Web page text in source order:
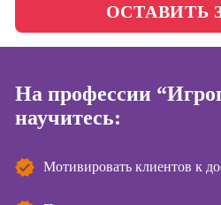
ОСТАВИТЬ
На профессии
научитесь:
Мотивировать клиентов к